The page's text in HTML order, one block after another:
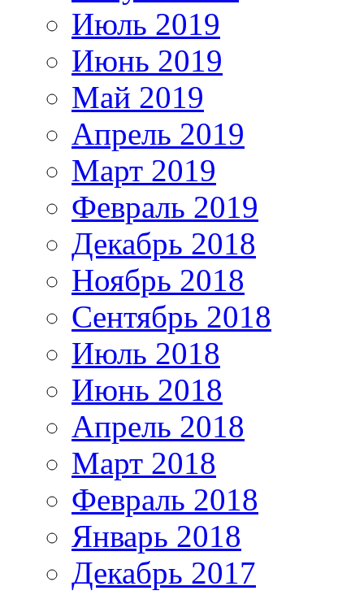
Июль 2019
Июнь 2019
Май 2019
Апрель 2019
Март 2019
Февраль 2019
Декабрь 2018
Ноябрь 2018
Сентябрь 2018
Июль 2018
Июнь 2018
Апрель 2018
Март 2018
Февраль 2018
Январь 2018
Декабрь 2017